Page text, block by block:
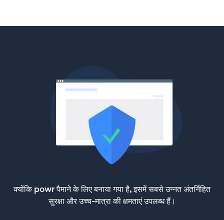
क्योंकि powr पैमाने के लिए बनाया गया है, इसमें सबसे उन्नत अंतर्निहित
सुरक्षा और उच्च-मात्रा की क्षमताएं उपलब्ध हैं।